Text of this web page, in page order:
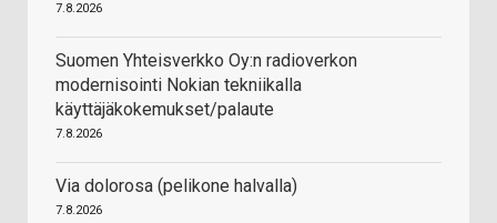
7.8.2026
Suomen Yhteisverkko Oy:n radioverkon
modernisointi Nokian tekniikalla
käyttäjäkokemukset/palaute
7.8.2026
Via dolorosa (pelikone halvalla)
7.8.2026